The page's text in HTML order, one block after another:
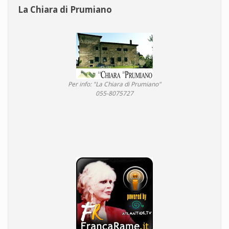
La Chiara di Prumiano
Per info: "La Chiara di Prumiano"
055-8075727